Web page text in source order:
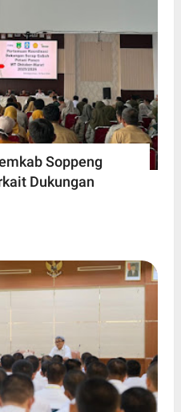
Soppeng
Dukungan